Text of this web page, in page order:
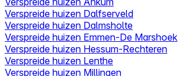
Verspreide huizen Dalfserveld
Verspreide huizen Dalmsholte
Verspreide huizen Emmen-De Marshoek
Verspreide huizen Hessum-Rechteren
Verspreide huizen Lenthe
Verspreide huizen Millingen